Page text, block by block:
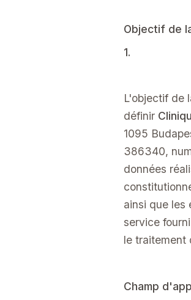
Objectif de
1.
L'objectif de
définir
1095
386340,
données
ainsi que les
service
le traitement
Champ